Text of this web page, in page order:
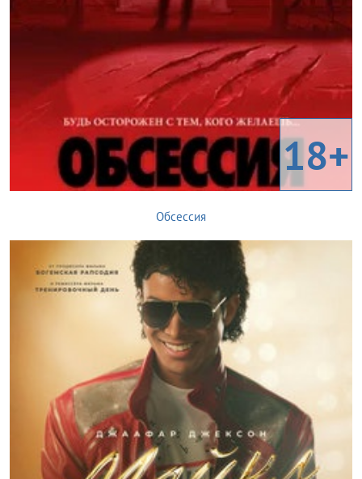
18+
Обсессия